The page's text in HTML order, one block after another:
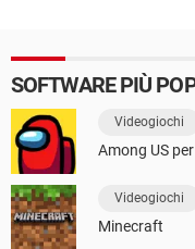
SOFTWARE PIÙ
Videogiochi
Among US
Videogiochi
Minecraft